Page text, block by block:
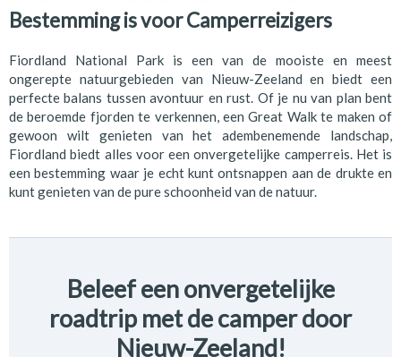
Bestemming is voor Camperreizigers
Fiordland National Park is een van de mooiste en meest
ongerepte natuurgebieden van Nieuw-Zeeland en biedt een
perfecte balans tussen avontuur en rust. Of je nu van plan bent
de beroemde fjorden te verkennen, een Great Walk te maken of
gewoon wilt genieten van het adembenemende landschap,
Fiordland biedt alles voor een onvergetelijke camperreis. Het is
een bestemming waar je echt kunt ontsnappen aan de drukte en
kunt genieten van de pure schoonheid van de natuur.
Beleef een onvergetelijke
roadtrip met de camper door
Nieuw-Zeeland!